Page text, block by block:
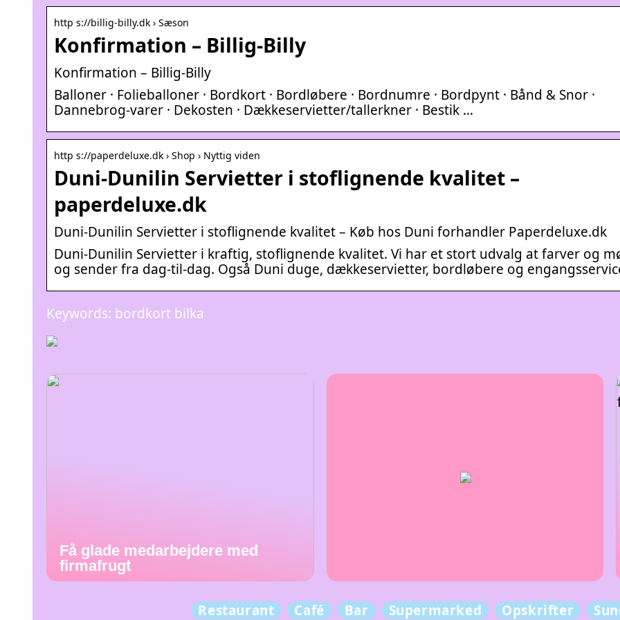
http s://billig-billy.dk › Sæson
Konfirmation – Billig-Billy
Konfirmation – Billig-Billy
Balloner · Folieballoner · Bordkort · Bordløbere · Bordnumre · Bordpynt · Bånd & Snor ·
Dannebrog-varer · Dekosten · Dækkeservietter/tallerkner · Bestik …
http s://paperdeluxe.dk › Shop › Nyttig viden
Duni-Dunilin Servietter i stoflignende kvalitet –
paperdeluxe.dk
Duni-Dunilin Servietter i stoflignende kvalitet – Køb hos Duni forhandler Paperdeluxe.dk
Duni-Dunilin Servietter i kraftig, stoflignende kvalitet. Vi har et stort udvalg at farver og
og sender fra dag-til-dag. Også Duni duge, dækkeservietter, bordløbere og
Keywords: bordkort bilka
Få glade medarbejdere med
firmafrugt
Restaurant Café Bar Supermarked Opskrifter